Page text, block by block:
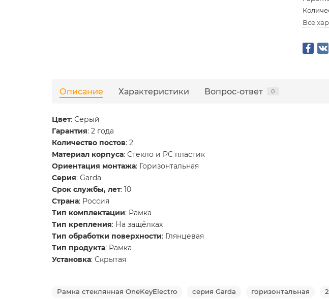
Все
Описание Характеристики Вопрос-ответ 0
Цвет: Серый
Гарантия: 2 года
Количество постов: 2
Материал корпуса: Стекло и PC пластик
Ориентация монтажа: Горизонтальная
Серия: Garda
Срок службы, лет: 10
Страна: Россия
Тип комплектации: Рамка
Тип крепления: На защёлках
Тип обработки поверхности: Глянцевая
Тип продукта: Рамка
Установка: Скрытая
Рамка стеклянная OneKeyElectro серия Garda горизонтальная